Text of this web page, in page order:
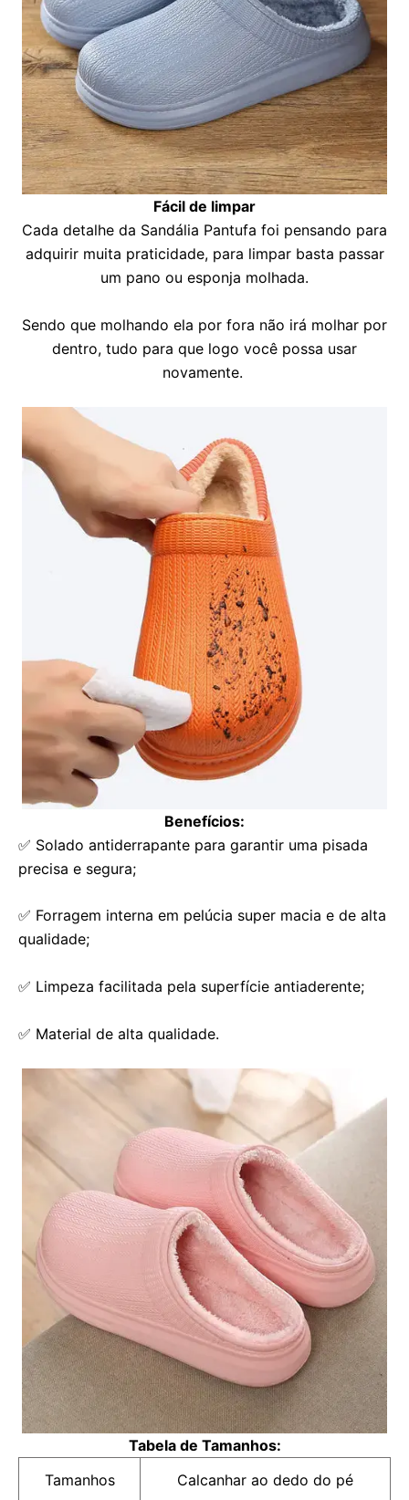
Fácil de limpar
Cada detalhe da Sandália Pantufa foi pensando para
adquirir muita praticidade, para limpar basta passar
um pano ou esponja molhada.
Sendo que molhando ela por fora não irá molhar por
dentro, tudo para que logo você possa usar
novamente.
Benefícios:
✅ Solado antiderrapante para garantir uma pisada
precisa e segura;
✅ Forragem interna em pelúcia super macia e de alta
qualidade;
✅ Limpeza facilitada pela superfície antiaderente;
✅ Material de alta qualidade.
Tabela de Tamanhos:
Tamanhos
Calcanhar ao dedo do pé